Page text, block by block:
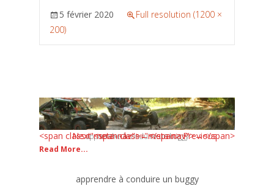
5 février 2020
Full resolution (1200 ×
200)
<span class="meta-nav">←</span> Previous
Next <span class="meta-nav">→</span>
apprendre à conduire un buggy
Read More...
apprendre à conduire un buggy